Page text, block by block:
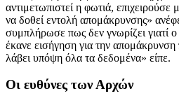
αντιμετωπιστεί η φωτιά, επιχειρούσε
να δοθεί εντολή απομάκρυνσης»
συμπλήρωσε πως δεν γνωρίζει γιατί
έκανε εισήγηση για την
λάβει υπόψη όλα τα δεδομένα» είπε.
Οι ευθύνες των Αρχών